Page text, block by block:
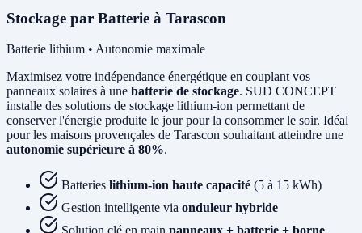
Stockage par Batterie à Tarascon
Batterie lithium • Autonomie maximale
Maximisez votre indépendance énergétique en couplant vos
panneaux solaires à une batterie de stockage. SUD CONCEPT
installe des solutions de stockage lithium-ion permettant de
conserver l'énergie produite le jour pour la consommer le soir. Idéal
pour les maisons provençales de Tarascon souhaitant atteindre une
autonomie supérieure à 80%.
Batteries lithium-ion haute capacité (5 à 15 kWh)
Gestion intelligente via onduleur hybride